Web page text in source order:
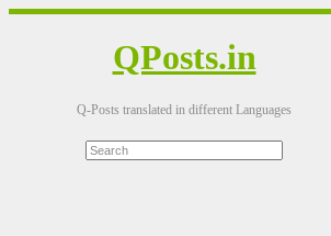
QPosts.in
Q-Posts translated in different Languages